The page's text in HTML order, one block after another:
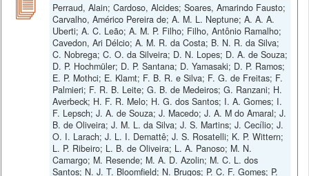
Perraud, Alain; Cardoso, Alcides; Soares, Amarindo Fausto;
Carvalho, Américo Pereira de; A. M. L. Neptune; A. A. A.
Uberti; A. C. Leão; A. M. P. Filho; Filho, Antônio Ramalho;
Cavedon, Ari Délcio; A. M. R. da Costa; B. N. R. da Silva;
C. Nobrega; C. O. da Silveira; D. N. Lopes; D. A. de Souza;
D. P. Hochmüler; D. P. Santana; D. Yamasaki; D. P. Ramos;
E. P. Mothci; E. Klamt; F. B. R. e Silva; F. G. de Freitas; F.
Palmieri; F. R. B. Leite; G. B. de Medeiros; G. Ranzani; H.
Averbeck; H. F. R. Melo; H. G. dos Santos; I. A. Gomes; I.
F. Lepsch; J. A. de Souza; J. Macedo; J. A. M do Amaral; J.
B. de Oliveira; J. M. L. da Silva; J. S. Martins; J. Cecílio; J.
O. I. Larach; J. L. I. Demattê; J. S. Rosatelli; K. P. Wittern;
L. P. Ribeiro; L. B. de Oliveira; L. A. Panoso; M. N.
Camargo; M. Resende; M. A. D. Azolin; M. C. L. dos
Santos; N. J. T. Bloomfield; N. Brugos; P. C. F. Gomes; P.